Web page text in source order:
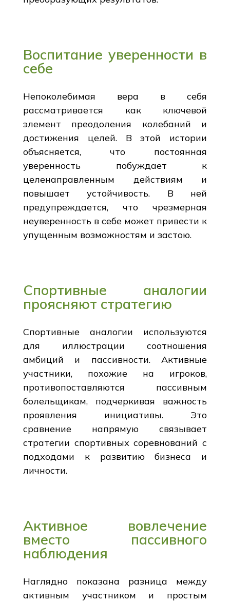
Воспитание уверенности в
себе
Непоколебимая вера в себя
рассматривается как ключевой
элемент преодоления колебаний и
достижения целей. В этой истории
объясняется, что постоянная
уверенность побуждает к
целенаправленным действиям и
повышает устойчивость. В ней
предупреждается, что чрезмерная
неуверенность в себе может привести к
упущенным возможностям и застою.
Спортивные аналогии
проясняют стратегию
Спортивные аналогии используются
для иллюстрации соотношения
амбиций и пассивности. Активные
участники, похожие на игроков,
противопоставляются пассивным
болельщикам, подчеркивая важность
проявления инициативы. Это
сравнение напрямую связывает
стратегии спортивных соревнований с
подходами к развитию бизнеса и
личности.
Активное вовлечение
вместо пассивного
наблюдения
Наглядно показана разница между
активным участником и простым